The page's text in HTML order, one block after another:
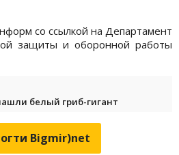
со ссылкой на Департамент
защиты и оборонной работы
белый гриб-гигант
Bigmir)net